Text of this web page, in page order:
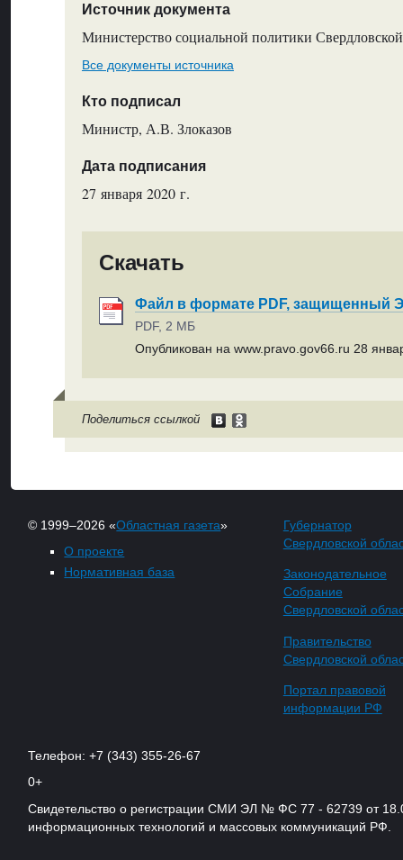
Источник документа
Министерство социальной политики
Все документы источника
Кто подписал
Министр, А.В. Злоказов
Дата подписания
27 января 2020 г.
Скачать
Файл в формате PDF, защищенный
PDF, 2 МБ
Опубликован на www.pravo.gov66.ru 28
Поделиться ссылкой
© 1999–2026 «Областная газета»
О проекте
Нормативная база
Губернатор
Свердловской
Законодательное
Собрание
Свердловской
Правительство
Свердловской
Портал правовой
информации РФ
Телефон: +7 (343) 355-26-67
0+
Свидетельство о регистрации СМИ ЭЛ № ФС 77 - 62739 от
информационных технологий и массовых коммуникаций РФ.